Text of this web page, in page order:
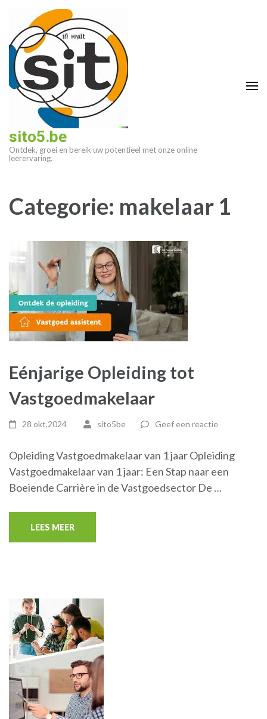
inhoud
(druk
enter)
sito5.be
Ontdek, groei en bereik uw potentieel met onze online
leerervaring.
Categorie: makelaar 1
Eénjarige Opleiding tot
Vastgoedmakelaar
28 okt,2024 sito5be Geef een reactie
Opleiding Vastgoedmakelaar van 1 jaar Opleiding
Vastgoedmakelaar van 1 jaar: Een Stap naar een
Boeiende Carrière in de Vastgoedsector De …
LEES MEER